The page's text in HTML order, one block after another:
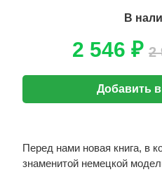
В
2 546 ₽ 2
Добавить
Перед нами новая книга, в
знаменитой немецкой